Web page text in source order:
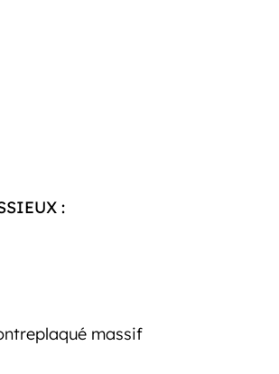
:
massif